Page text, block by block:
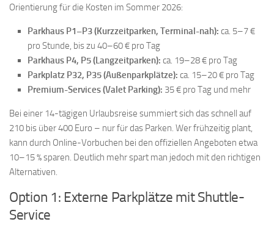
Orientierung für die Kosten im Sommer 2026:
Parkhaus P1–P3 (Kurzzeitparken, Terminal-nah): ca. 5–7 €
pro Stunde, bis zu 40–60 € pro Tag
Parkhaus P4, P5 (Langzeitparken): ca. 19–28 € pro Tag
Parkplatz P32, P35 (Außenparkplätze): ca. 15–20 € pro Tag
Premium-Services (Valet Parking): 35 € pro Tag und mehr
Bei einer 14-tägigen Urlaubsreise summiert sich das schnell auf
210 bis über 400 Euro – nur für das Parken. Wer frühzeitig plant,
kann durch Online-Vorbuchen bei den offiziellen Angeboten etwa
10–15 % sparen. Deutlich mehr spart man jedoch mit den richtigen
Alternativen.
Option 1: Externe Parkplätze mit Shuttle-
Service